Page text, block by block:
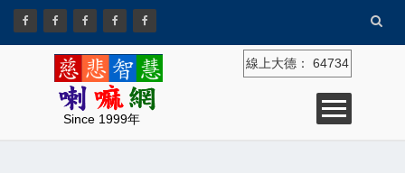
Since 1999年
線上大德： 64734